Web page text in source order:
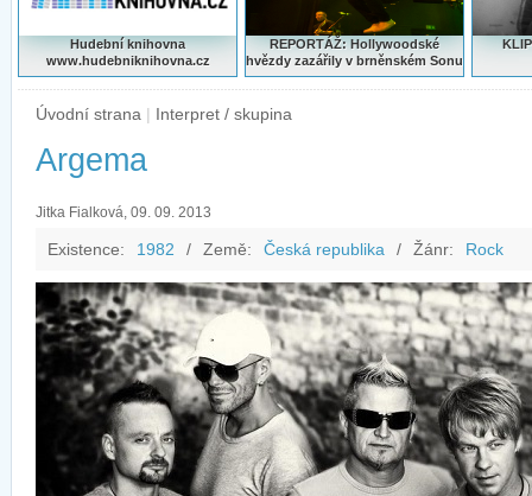
Hudební knihovna
www.hudebniknihovna.cz
REPORTÁŽ: Hollywoodské
hvězdy zazářily v brněnském Sonu
Úvodní strana | Interpret / skupina
Argema
Jitka Fialková, 09. 09. 2013
Existence: 1982 / Země: Česká republika / Žánr: Rock